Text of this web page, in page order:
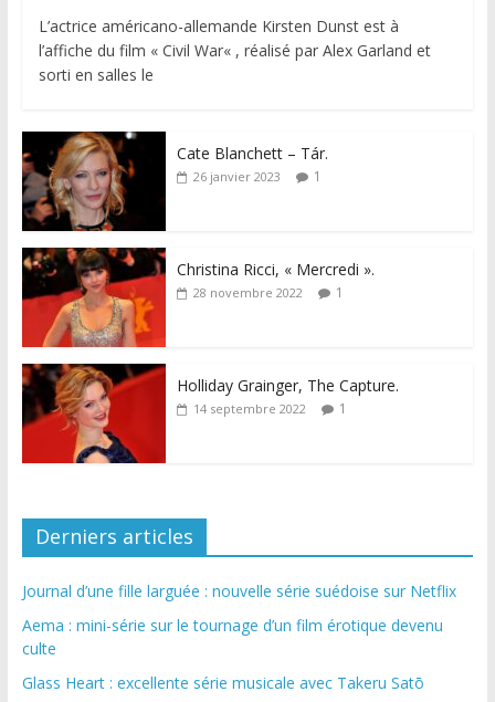
L’actrice américano-allemande Kirsten Dunst est à
l’affiche du film « Civil War« , réalisé par Alex Garland et
sorti en salles le
Cate Blanchett – Tár.
26 janvier 2023 1
Christina Ricci, « Mercredi ».
28 novembre 2022 1
Holliday Grainger, The Capture.
14 septembre 2022 1
Derniers articles
Journal d’une fille larguée : nouvelle série suédoise sur Netflix
Aema : mini-série sur le tournage d’un film érotique devenu
culte
Glass Heart : excellente série musicale avec Takeru Satō